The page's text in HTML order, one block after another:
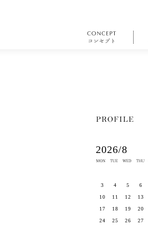
2026/8
3 4 5 6
10 11 12 13
17 18 19 20
24 25 26 27